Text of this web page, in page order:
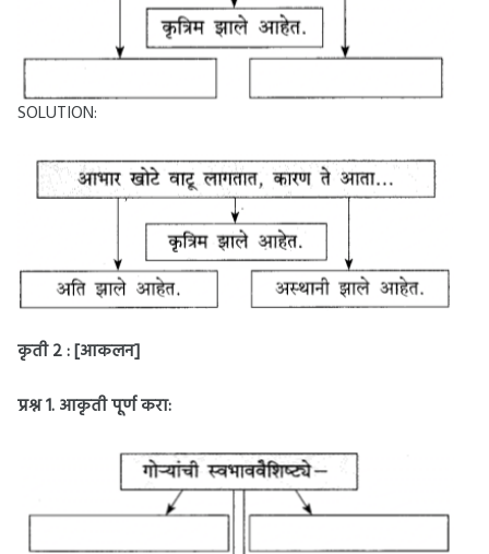
SOLUTION:
कृती 2 : [आकलन]
प्रश्न 1.आकृती पूर्ण करा: